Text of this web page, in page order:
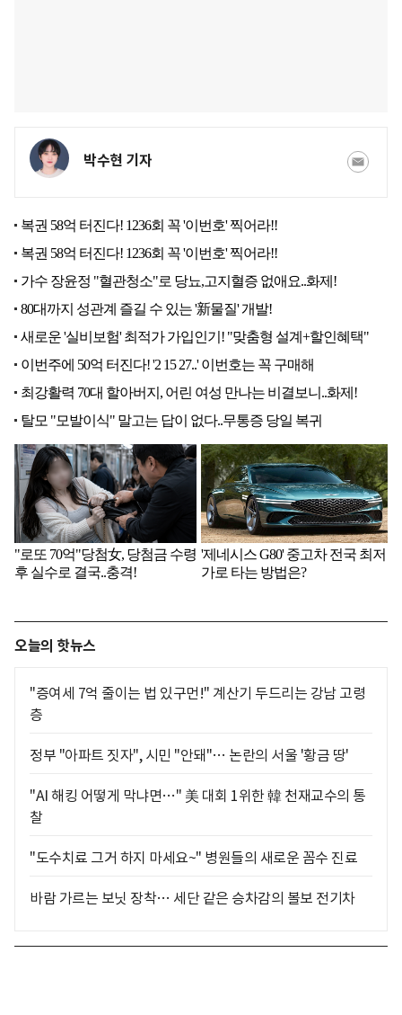
박수현 기자
오늘의 핫뉴스
"증여세 7억 줄이는 법 있구먼!" 계산기 두드리는 강남 고령
층
정부 "아파트 짓자", 시민 "안돼"… 논란의 서울 '황금 땅'
"AI 해킹 어떻게 막냐면…" 美 대회 1위한 韓 천재교수의 통
찰
"도수치료 그거 하지 마세요~" 병원들의 새로운 꼼수 진료
바람 가르는 보닛 장착… 세단 같은 승차감의 볼보 전기차